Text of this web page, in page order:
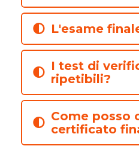
L'esame
I test di
ripetibili?
Come posso
certificato